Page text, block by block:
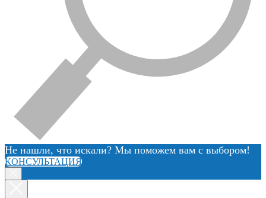
Не нашли, что искали? Мы поможем вам с выбором!
КОНСУЛЬТАЦИЯ